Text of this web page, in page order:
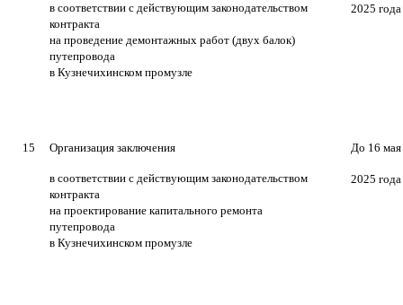
в соответствии с действующим законодательством
контракта
на проведение демонтажных работ (двух балок)
путепровода
в Кузнечихинском промузле
2025 года
15 Организация заключения
в соответствии с действующим законодательством
контракта
на проектирование капитального ремонта
путепровода
в Кузнечихинском промузле
До 16 мая
2025 года